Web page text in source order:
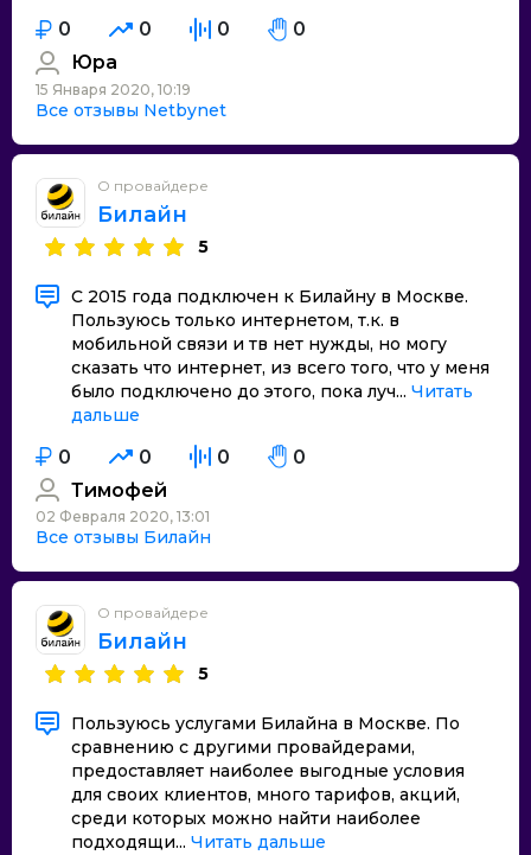
0 0 0
0
Юра
15 Января 2020, 10:19
Все отзывы Netbynet
О провайдере
Билайн
5
С 2015 года подключен к Билайну в Москве.
Пользуюсь только интернетом, т.к. в
мобильной связи и тв нет нужды, но могу
сказать что интернет, из всего того, что у меня
было подключено до этого, пока луч... Читать
дальше
0 0 0
0
Тимофей
02 Февраля 2020, 13:01
Все отзывы Билайн
О провайдере
Билайн
5
Пользуюсь услугами Билайна в Москве. По
сравнению с другими провайдерами,
предоставляет наиболее выгодные условия
для своих клиентов, много тарифов, акций,
среди которых можно найти наиболее
подходящи... Читать дальше